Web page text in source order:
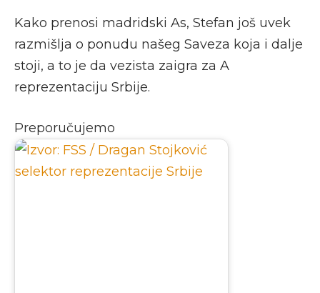
Kako prenosi madridski As, Stefan još uvek
razmišlja o ponudu našeg Saveza koja i dalje
stoji, a to je da vezista zaigra za A
reprezentaciju Srbije.
Preporučujemo